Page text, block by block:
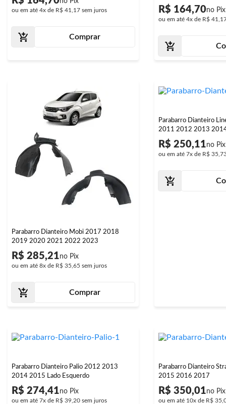
ou em até 4x de R$ 41,17 sem juros
Comprar
R$ 164,70
ou em até 4x de R$
Parabarro Dianteiro Mobi 2017 2018
2019 2020 2021 2022 2023
R$ 285,21
ou em até 8x de R$ 35,65 sem juros
Comprar
Parabarro Dianteiro
2011 2012 2013
R$ 250,11
ou em até 7x de R$
Parabarro Dianteiro Palio 2012 2013
2014 2015 Lado Esquerdo
R$ 274,41
ou em até 7x de R$ 39,20 sem juros
Parabarro Dianteiro
2015 2016 2017
R$ 350,01
ou em até 10x de R$